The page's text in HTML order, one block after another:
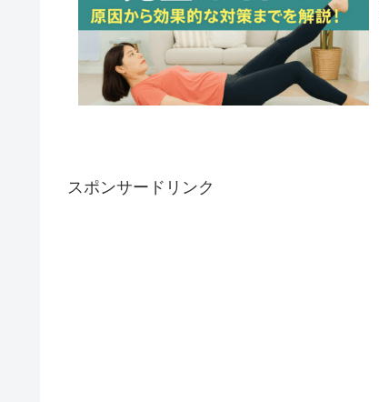
スポンサードリンク